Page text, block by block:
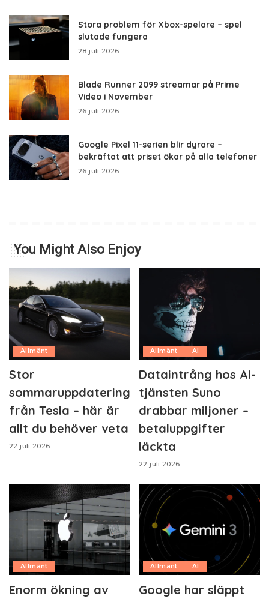
Stora problem för Xbox-spelare – spel
slutade fungera
28 juli 2026
Blade Runner 2099 streamar på Prime
Video i November
26 juli 2026
Google Pixel 11-serien blir dyrare –
bekräftat att priset ökar på alla telefoner
26 juli 2026
You Might Also Enjoy
Allmänt
Stor
sommaruppdatering
från Tesla – här är
allt du behöver veta
22 juli 2026
Allmänt AI
Dataintrång hos AI-
tjänsten Suno
drabbar miljoner –
betaluppgifter
läckta
22 juli 2026
Allmänt
Enorm ökning av
Allmänt AI
Google har släppt